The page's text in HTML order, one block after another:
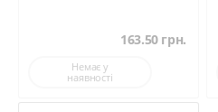
163.50 грн.
Немає у
наявності